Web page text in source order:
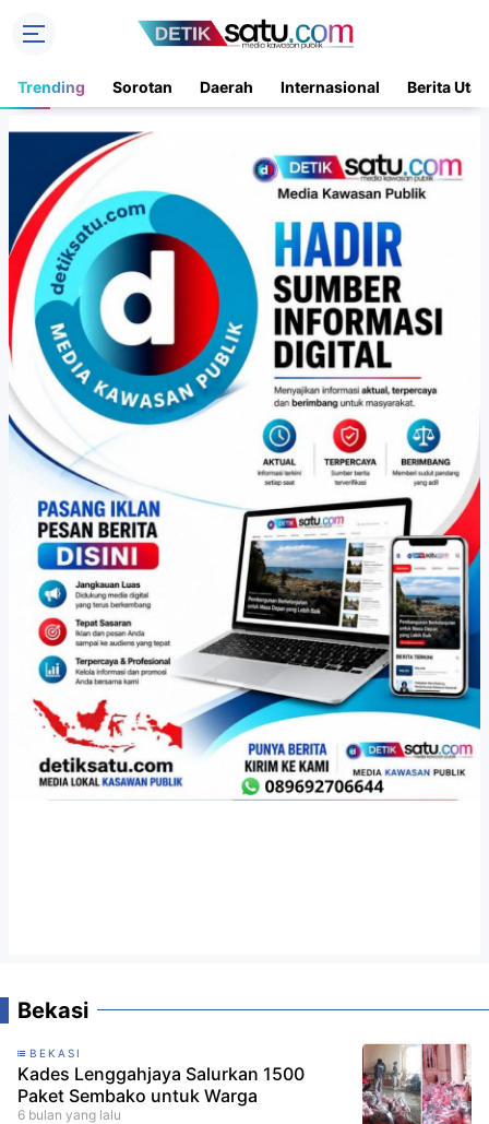
Trending Sorotan Daerah Internasional Berita
Bekasi
BEKASI
Kades Lenggahjaya Salurkan 1500
Paket Sembako untuk Warga
6 bulan yang lalu